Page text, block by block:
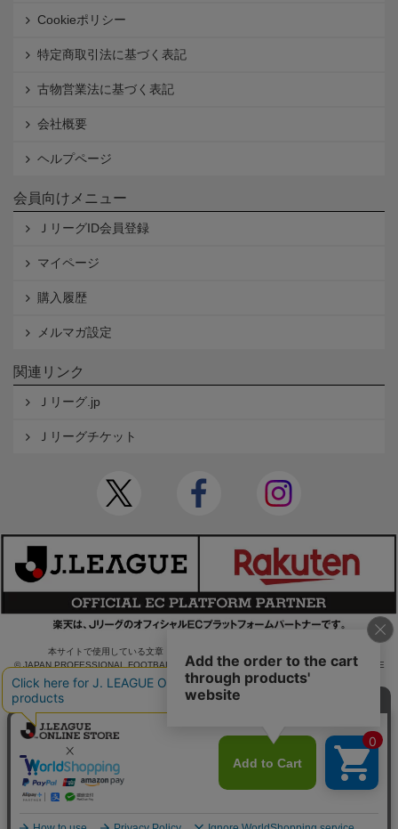
Cookieポリシー
特定商取引法に基づく表記
古物営業法に基づく表記
会社概要
ヘルプページ
会員向けメニュー
ＪリーグID会員登録
マイページ
購入履歴
メルマガ設定
関連リンク
Ｊリーグ.jp
Ｊリーグチケット
本サイトで使用している文章・画像等の無断での複製・転載を禁止します。
© JAPAN PROFESSIONAL FOOTBALL LEAGUE Rakuten Group, Inc. ALL RIGHTS RE
SERVED.